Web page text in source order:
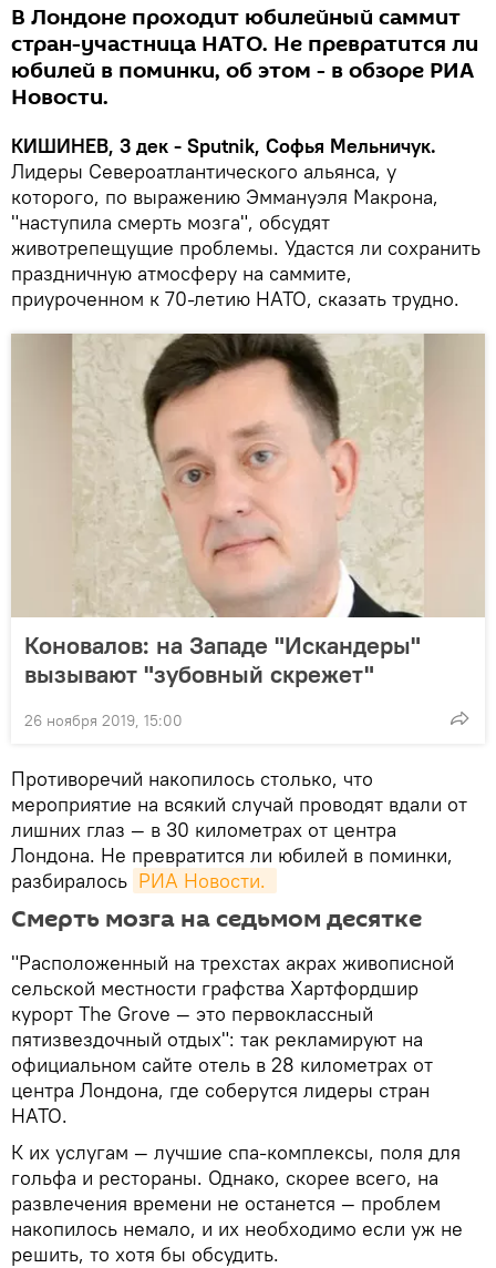
В Лондоне проходит юбилейный саммит
стран-участница НАТО. Не превратится ли
юбилей в поминки, об этом - в обзоре РИА
Новости.
КИШИНЕВ, 3 дек - Sputnik, Софья Мельничук.
Лидеры Североатлантического альянса, у
которого, по выражению Эммануэля Макрона,
"наступила смерть мозга", обсудят
животрепещущие проблемы. Удастся ли сохранить
праздничную атмосферу на саммите,
приуроченном к 70-летию НАТО, сказать трудно.
Коновалов: на Западе "Искандеры"
вызывают "зубовный скрежет"
26 ноября 2019, 15:00
Противоречий накопилось столько, что
мероприятие на всякий случай проводят вдали от
лишних глаз — в 30 километрах от центра
Лондона. Не превратится ли юбилей в поминки,
разбиралось РИА Новости.
Смерть мозга на седьмом десятке
"Расположенный на трехстах акрах живописной
сельской местности графства Хартфордшир
курорт The Grove — это первоклассный
пятизвездочный отдых": так рекламируют на
официальном сайте отель в 28 километрах от
центра Лондона, где соберутся лидеры стран
НАТО.
К их услугам — лучшие спа-комплексы, поля для
гольфа и рестораны. Однако, скорее всего, на
развлечения времени не останется — проблем
накопилось немало, и их необходимо если уж не
решить, то хотя бы обсудить.